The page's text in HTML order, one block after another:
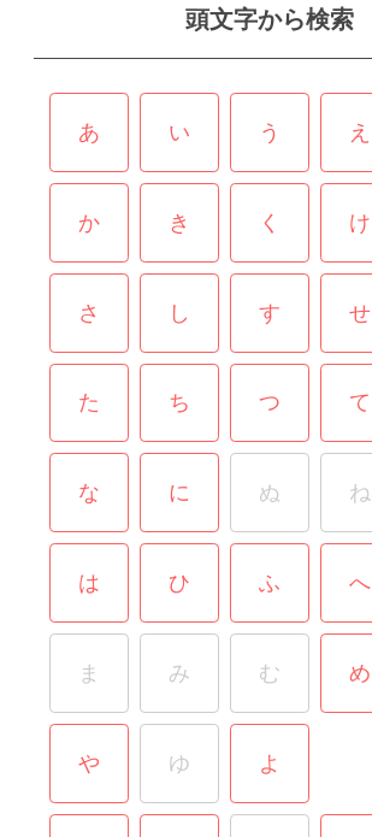
頭文字から検索
あ い う え
か き く け
さ し す せ
た ち つ て
な に ぬ ね
は ひ ふ へ
ま み む め
や ゆ よ